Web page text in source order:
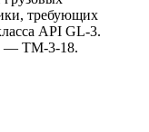
требующих
API GL-3.
— ТМ-3-18.